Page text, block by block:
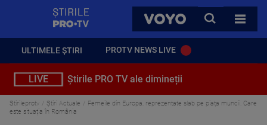
VOYO
CAUTA
TOATE
ULTIMELE ȘTIRI PROTV NEWS LIVE
LIVE Știrile PRO TV ale dimineții
Stirileprotv Știri Actuale
Femeile din Europa, reprezentate slab pe piața muncii. Care
este situația în România